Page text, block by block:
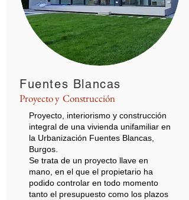
Fuentes Blancas
Proyecto y Construcción
Proyecto, interiorismo y construcción
integral de una vivienda unifamiliar en
la Urbanización Fuentes Blancas,
Burgos.
Se trata de un proyecto llave en
mano, en el que el propietario ha
podido controlar en todo momento
tanto el presupuesto como los plazos